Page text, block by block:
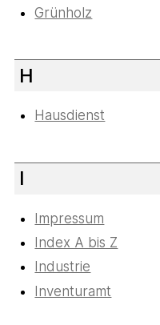
Grünholz
H
Hausdienst
I
Impressum
Index A bis Z
Industrie
Inventuramt